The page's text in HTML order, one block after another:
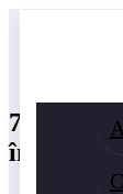
7 trucuri
7 trucuri
într-o